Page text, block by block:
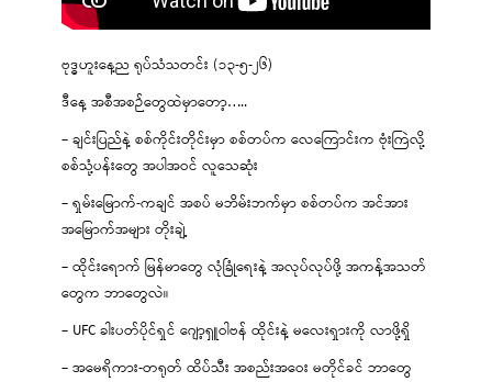
ဗုဒ္ဓဟူးနေ့ည ရုပ်သံသတင်း (၁၃-၅-၂၆)
ဒီနေ့ အစီအစဉ်တွေထဲမှာတော့…..
– ချင်းပြည်နဲ့ စစ်ကိုင်းတိုင်းမှာ စစ်တပ်က လေကြောင်းက ဗုံးကြဲလို့
စစ်သုံ့ပန်းတွေ အပါအဝင် လူသေဆုံး
– ရှမ်းမြောက်-ကချင် အစပ် မဘိမ်းဘက်မှာ စစ်တပ်က အင်အား
အမြောက်အများ တိုးချဲ့
– ထိုင်းရောက် မြန်မာတွေ လုံခြုံရေးနဲ့ အလုပ်လုပ်ဖို့ အကန့်အသတ်
တွေက ဘာတွေလဲ။
– UFC ခါးပတ်ပိုင်ရှင် ဂျော့ရှူဝါဗန် ထိုင်းနဲ့ မလေးရှားကို လာဖို့ရှိ
– အမေရိကား-တရုတ် ထိပ်သီး အစည်းအဝေး မတိုင်ခင် ဘာတွေ